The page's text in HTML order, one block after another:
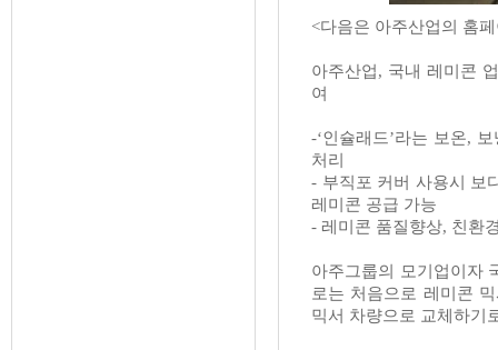
<다음은 아주산업의 홈
아주산업, 국내 레미콘
여
-‘인슐래드’라는 보온,
처리
- 부직포 커버 사용시 보
레미콘 공급 가능
- 레미콘 품질향상, 친환
아주그룹의 모기업이자
로는 처음으로 레미콘
믹서 차량으로 교체하기